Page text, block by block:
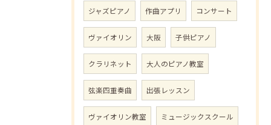
ジャズピアノ 作曲アプリ コンサート
ヴァイオリン 大阪 子供ピアノ
クラリネット 大人のピアノ教室
弦楽四重奏曲 出張レッスン
ヴァイオリン教室 ミュージックスクール